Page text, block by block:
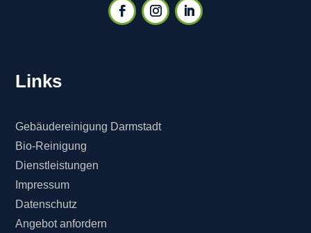
Links
Gebäudereinigung Darmstadt
Bio-Reinigung
Dienstleistungen
Impressum
Datenschutz
Angebot anfordern